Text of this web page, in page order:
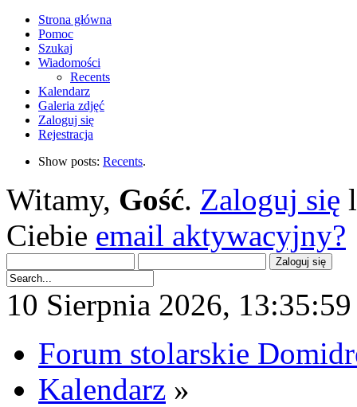
Strona główna
Pomoc
Szukaj
Wiadomości
Recents
Kalendarz
Galeria zdjęć
Zaloguj się
Rejestracja
Show posts: Recents.
Witamy, Gość. Zaloguj się
Ciebie email aktywacyjny?
10 Sierpnia 2026,
Forum stolarskie
Kalendarz »